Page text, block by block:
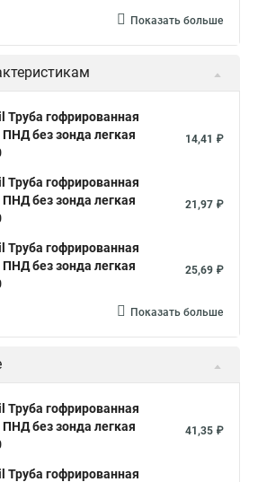
Показать больше
Труба гофрированная
без зонда легкая
14,41 ₽
Труба гофрированная
без зонда легкая
21,97 ₽
Труба гофрированная
без зонда легкая
25,69 ₽
Показать больше
Труба гофрированная
без зонда легкая
41,35 ₽
Труба гофрированная